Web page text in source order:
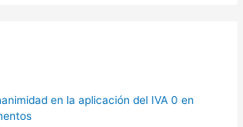
en la aplicación del IVA 0 en